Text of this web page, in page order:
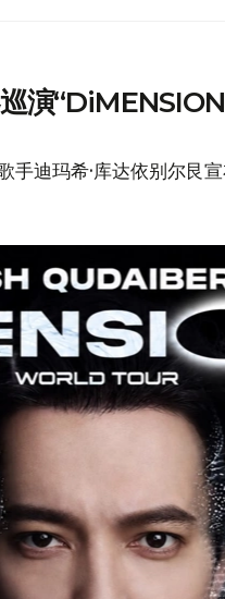
演
手迪玛希·库达依别尔艮